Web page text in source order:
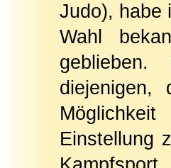
Judo), habe
Wahl
Einstellung